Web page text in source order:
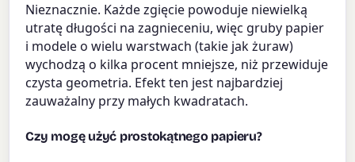
Nieznacznie. Każde zgięcie powoduje niewielką
utratę długości na zagnieceniu, więc gruby papier
i modele o wielu warstwach (takie jak żuraw)
wychodzą o kilka procent mniejsze, niż przewiduje
czysta geometria. Efekt ten jest najbardziej
zauważalny przy małych kwadratach.
Czy mogę użyć prostokątnego papieru?